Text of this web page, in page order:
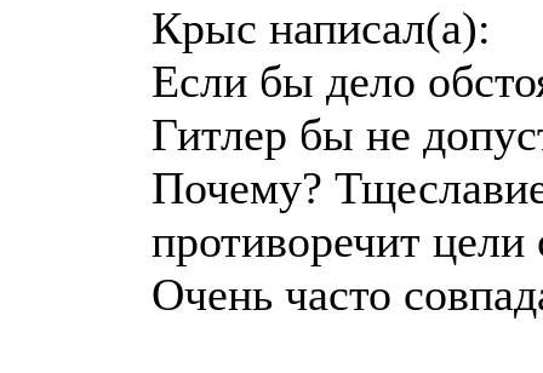
Крыс написал(а):
Если бы дело
Гитлер бы не
Почему?
противоречит цели
Очень часто